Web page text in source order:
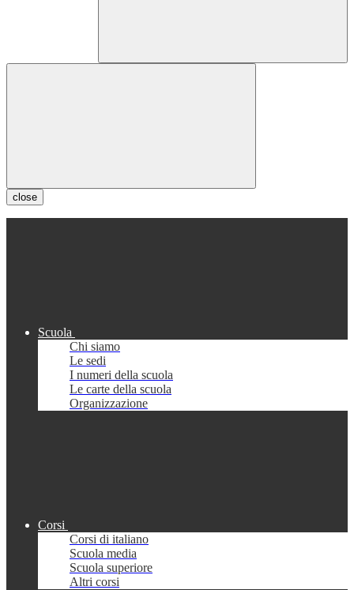
close
Scuola
Chi siamo
Le sedi
I numeri della scuola
Le carte della scuola
Organizzazione
Corsi
Corsi di italiano
Scuola media
Scuola superiore
Altri corsi